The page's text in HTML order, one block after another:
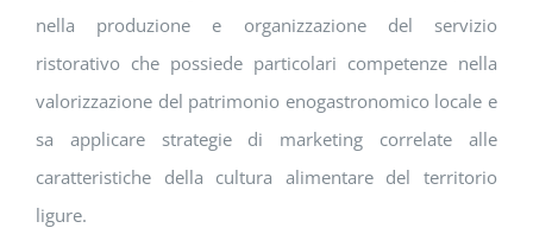
nella produzione e organizzazione del servizio
ristorativo che possiede particolari competenze nella
valorizzazione del patrimonio enogastronomico locale e
sa applicare strategie di marketing correlate alle
caratteristiche della cultura alimentare del territorio
ligure.